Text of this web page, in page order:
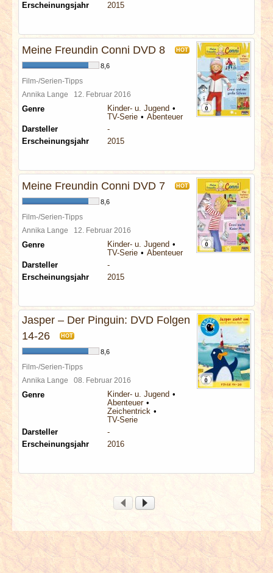
Erscheinungsjahr
2015
Meine Freundin Conni DVD 8 HOT
8,6
Film-/Serien-Tipps
Annika Lange 12. Februar 2016
Genre
Kinder- u. Jugend
TV-Serie
Abenteuer
Darsteller
-
Erscheinungsjahr
2015
Meine Freundin Conni DVD 7 HOT
8,6
Film-/Serien-Tipps
Annika Lange 12. Februar 2016
Genre
Kinder- u. Jugend
TV-Serie
Abenteuer
Darsteller
-
Erscheinungsjahr
2015
Jasper – Der Pinguin: DVD Folgen
14-26
HOT
8,6
Film-/Serien-Tipps
Annika Lange 08. Februar 2016
Genre
Kinder- u. Jugend
Abenteuer
Zeichentrick
TV-Serie
Darsteller
-
Erscheinungsjahr
2016